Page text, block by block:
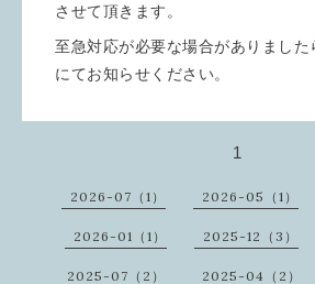
させて頂きます。
至急対応が必要な場合がありまし
にてお知らせください。
1
2026-07（1） 2026-05（1）
2026-01（1） 2025-12（3）
2025-07（2） 2025-04（2）